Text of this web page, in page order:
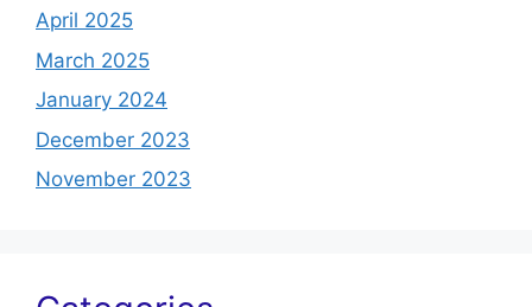
April 2025
March 2025
January 2024
December 2023
November 2023